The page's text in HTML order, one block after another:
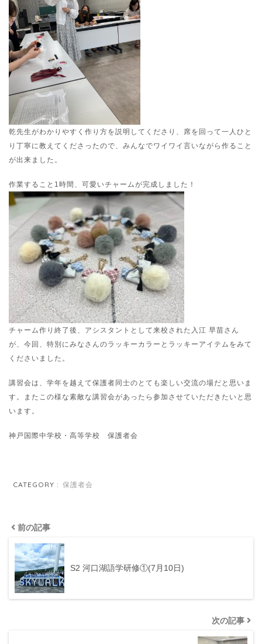
乾先生がわかりやすく作り方を説明してくださり、席を回って一人ひと
り丁寧に教えてくださったので、みんなでワイワイ言いながら作ること
が出来ました。
作業すること1時間、可愛いチャームが完成しました！
チャーム作り終了後、アシスタントとして来校された入江 早苗さん
が、今回、特別にみなさんのラッキーカラーとラッキーアイテムをみて
くださいました。
講習会は、学年を越えて保護者同士のとても楽しい交流の場だと思いま
す。またこの様な素敵な講習会があったら参加させていただきたいと思
います。
神戸国際中学校・高等学校 保護者会
CATEGORY : 保護者会
前の記事
S2 河口湖語学研修①(7月10日)
次の記事